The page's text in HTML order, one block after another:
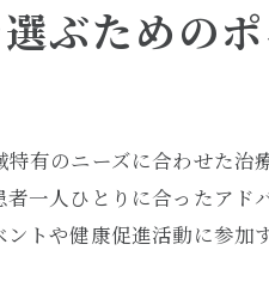
理想的な歯科
プロフェッシ
歯科衛生士と
歯医者選びで知っ
ぶための
有のニーズに合わせた
一人ひとりに合ったア
トや健康促進活動に参